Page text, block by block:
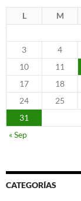
L M
3
4
10
11
17
18
24
25
31
« Sep
CATEGORÍAS